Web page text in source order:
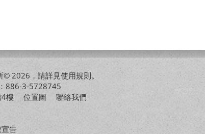
© 2026，請詳見使用規則。
886-3-5728745
4樓 位置圖
聯絡我們
告